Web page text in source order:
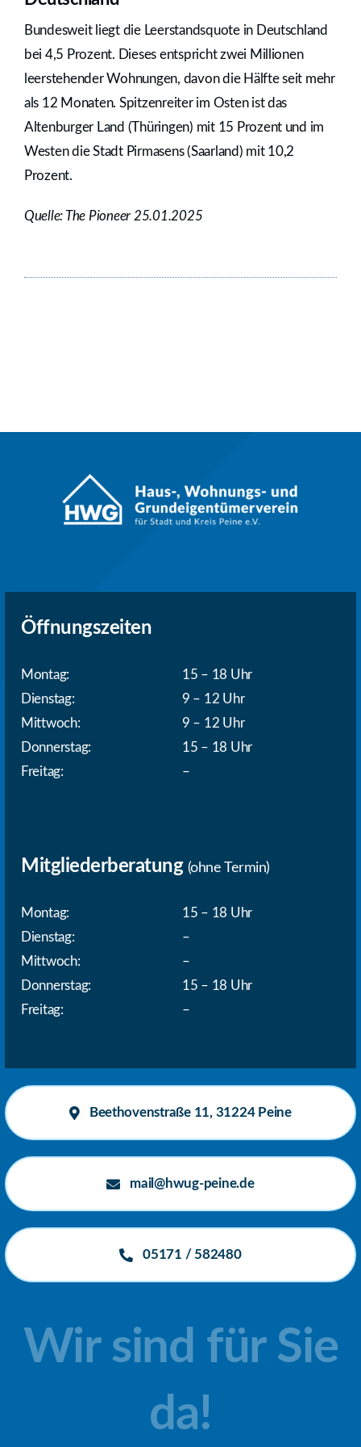
Bundesweit liegt die Leerstandsquote in Deutschland
bei 4,5 Prozent. Dieses entspricht zwei Millionen
leerstehender Wohnungen, davon die Hälfte seit mehr
als 12 Monaten. Spitzenreiter im Osten ist das
Altenburger Land (Thüringen) mit 15 Prozent und im
Westen die Stadt Pirmasens (Saarland) mit 10,2
Prozent.
Quelle: The Pioneer 25.01.2025
Öffnungszeiten
Montag:
Dienstag:
Mittwoch:
Donnerstag:
Freitag:
15 – 18 Uhr
9 – 12 Uhr
9 – 12 Uhr
15 – 18 Uhr
–
Mitgliederberatung (ohne Termin)
Montag:
Dienstag:
Mittwoch:
Donnerstag:
Freitag:
15 – 18 Uhr
–
–
15 – 18 Uhr
–
Beethovenstraße 11, 31224 Peine
mail@hwug-peine.de
05171 / 582480
Wir sind für Sie
da!